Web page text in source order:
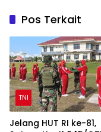
Pos Terkait
TNI
Jelang HUT RI ke-81,